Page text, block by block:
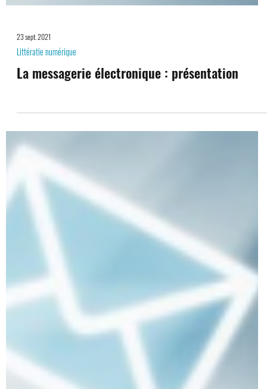
23 sept. 2021
Littératie numérique
La messagerie électronique : présentation